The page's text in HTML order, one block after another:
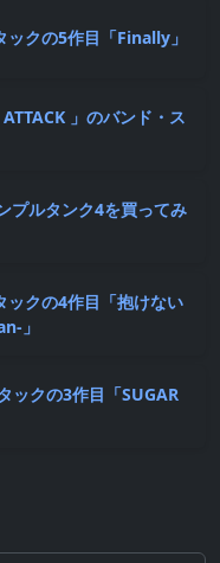
クの5作目「Finally」
」のバンド・ス
プルタンク4を買ってみ
ックの4作目「抱けない
」
ックの3作目「SUGAR